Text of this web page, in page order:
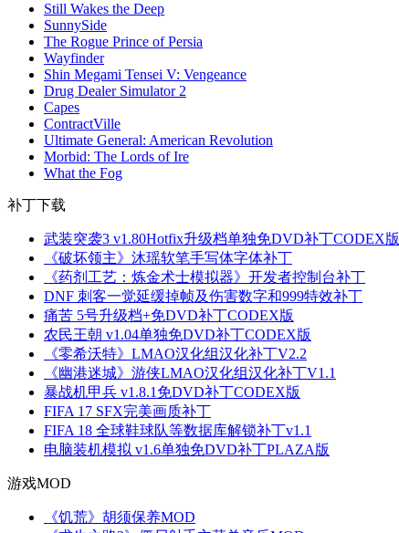
Still Wakes the Deep
SunnySide
The Rogue Prince of Persia
Wayfinder
Shin Megami Tensei V: Vengeance
Drug Dealer Simulator 2
Capes
ContractVille
Ultimate General: American Revolution
Morbid: The Lords of Ire
What the Fog
补丁下载
武装突袭3 v1.80Hotfix升级档单独免DVD补丁CODEX版
《破坏领主》沐瑶软笔手写体字体补丁
《药剂工艺：炼金术士模拟器》开发者控制台补丁
DNF 刺客一觉延缓掉帧及伤害数字和999特效补丁
痛苦 5号升级档+免DVD补丁CODEX版
农民王朝 v1.04单独免DVD补丁CODEX版
《零希沃特》LMAO汉化组汉化补丁V2.2
《幽港迷城》游侠LMAO汉化组汉化补丁V1.1
暴战机甲兵 v1.8.1免DVD补丁CODEX版
FIFA 17 SFX完美画质补丁
FIFA 18 全球鞋球队等数据库解锁补丁v1.1
电脑装机模拟 v1.6单独免DVD补丁PLAZA版
游戏MOD
《饥荒》胡须保养MOD